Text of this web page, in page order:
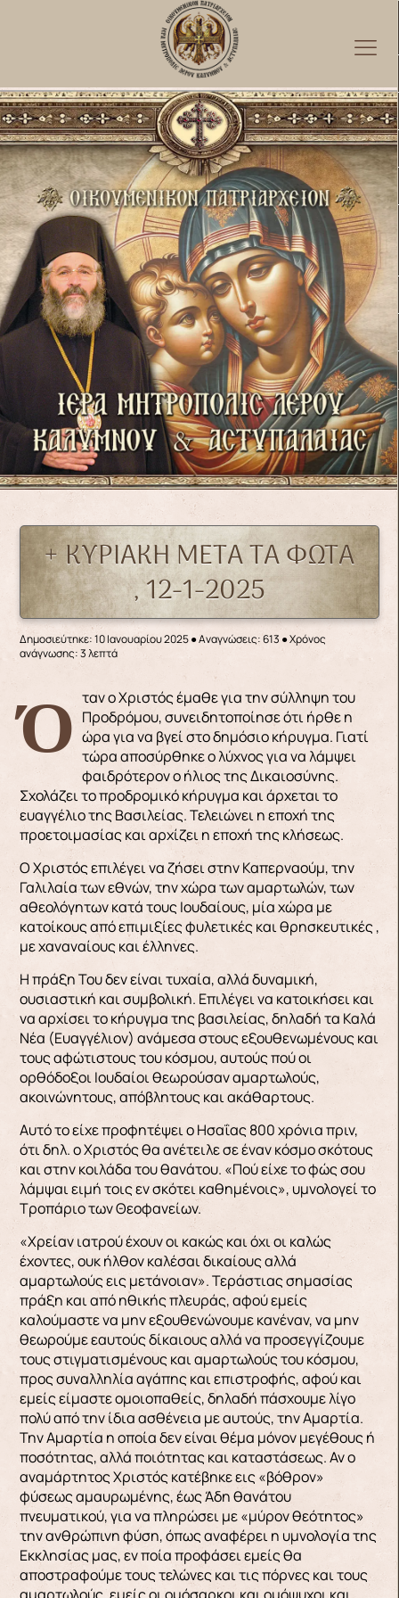
+ ΚΥΡΙΑΚΗ ΜΕΤΑ ΤΑ ΦΩΤΑ
, 12-1-2025
Δημοσιεύτηκε: 10 Ιανουαρίου 2025●Αναγνώσεις: 613 ● Χρόνος
ανάγνωσης: 3 λεπτά
Όταν ο Χριστός έμαθε για την σύλληψη του Προδρόμου, συνειδητοποίησε ότι ήρθε η
ώρα για να βγεί στο δημόσιο κήρυγμα. Γιατί
τώρα αποσύρθηκε ο λύχνος για να λάμψει
φαιδρότερον ο ήλιος της Δικαιοσύνης.
Σχολάζει το προδρομικό κήρυγμα και άρχεται το
ευαγγέλιο της Βασιλείας. Τελειώνει η εποχή της
προετοιμασίας και αρχίζει η εποχή της κλήσεως.
Ο Χριστός επιλέγει να ζήσει στην Καπερναούμ, την
Γαλιλαία των εθνών, την χώρα των αμαρτωλών, των
αθεολόγητων κατά τους Ιουδαίους, μία χώρα με
κατοίκους από επιμιξίες φυλετικές και θρησκευτικές ,
με χαναναίους και έλληνες.
Η πράξη Του δεν είναι τυχαία, αλλά δυναμική,
ουσιαστική και συμβολική. Επιλέγει να κατοικήσει και
να αρχίσει το κήρυγμα της βασιλείας, δηλαδή τα Καλά
Νέα (Ευαγγέλιον) ανάμεσα στους εξουθενωμένους και
τους αφώτιστους του κόσμου, αυτούς πού οι
ορθόδοξοι Ιουδαίοι θεωρούσαν αμαρτωλούς,
ακοινώνητους, απόβλητους και ακάθαρτους.
Αυτό το είχε προφητέψει ο Ησαΐας 800 χρόνια πριν,
ότι δηλ. ο Χριστός θα ανέτειλε σε έναν κόσμο σκότους
και στην κοιλάδα του θανάτου. «Πού είχε το φώς σου
λάμψαι ειμή τοις εν σκότει καθημένοις», υμνολογεί το
Τροπάριο των Θεοφανείων.
«Χρείαν ιατρού έχουν οι κακώς και όχι οι καλώς
έχοντες, ουκ ήλθον καλέσαι δικαίους αλλά
αμαρτωλούς εις μετάνοιαν». Τεράστιας σημασίας
πράξη και από ηθικής πλευράς, αφού εμείς
καλούμαστε να μην εξουθενώνουμε κανέναν, να μην
θεωρούμε εαυτούς δίκαιους αλλά να προσεγγίζουμε
τους στιγματισμένους και αμαρτωλούς του κόσμου,
προς συναλληλία αγάπης και επιστροφής, αφού και
εμείς είμαστε ομοιοπαθείς, δηλαδή πάσχουμε λίγο
πολύ από την ίδια ασθένεια με αυτούς, την Αμαρτία.
Την Αμαρτία η οποία δεν είναι θέμα μόνον μεγέθους ή
ποσότητας, αλλά ποιότητας και καταστάσεως. Αν ο
αναμάρτητος Χριστός κατέβηκε εις «βόθρον»
φύσεως αμαυρωμένης, έως Άδη θανάτου
πνευματικού, για να πληρώσει με «μύρον θεότητος»
την ανθρώπινη φύση, όπως αναφέρει η υμνολογία της
Εκκλησίας μας, εν ποία προφάσει εμείς θα
αποστραφούμε τους τελώνες και τις πόρνες και τους
αμαρτωλούς, εμείς οι ομόσαρκοι και ομόψυχοι και